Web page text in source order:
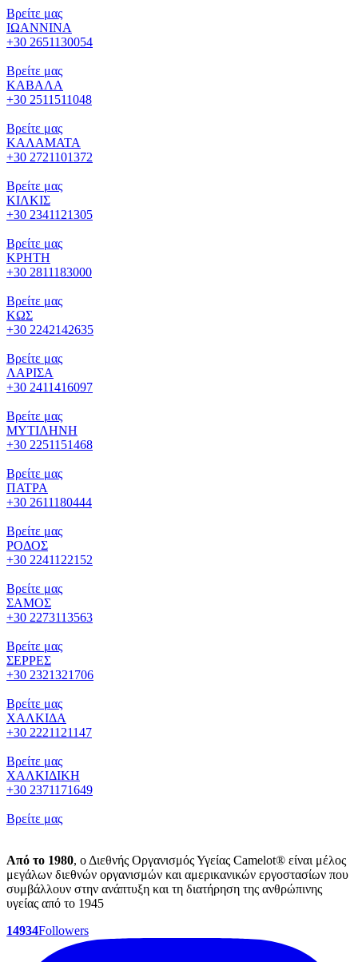
Βρείτε μας
ΙΩΑΝΝΙΝΑ
+30 2651130054
Βρείτε μας
ΚΑΒΑΛΑ
+30 2511511048
Βρείτε μας
ΚΑΛΑΜΑΤΑ
+30 2721101372
Βρείτε μας
ΚΙΛΚΙΣ
+30 2341121305
Βρείτε μας
ΚΡΗΤΗ
+30 2811183000
Βρείτε μας
ΚΩΣ
+30 2242142635
Βρείτε μας
ΛΑΡΙΣΑ
+30 2411416097
Βρείτε μας
ΜΥΤΙΛΗΝΗ
+30 2251151468
Βρείτε μας
ΠΑΤΡΑ
+30 2611180444
Βρείτε μας
ΡΟΔΟΣ
+30 2241122152
Βρείτε μας
ΣΑΜΟΣ
+30 2273113563
Βρείτε μας
ΣΕΡΡΕΣ
+30 2321321706
Βρείτε μας
ΧΑΛΚΙΔΑ
+30 2221121147
Βρείτε μας
ΧΑΛΚΙΔΙΚΗ
+30 2371171649
Βρείτε μας
Από το 1980, ο Διεθνής Οργανισμός Υγείας Camelot® είναι μέλος
μεγάλων διεθνών οργανισμών και αμερικανικών εργοστασίων που
συμβάλλουν στην ανάπτυξη και τη διατήρηση της ανθρώπινης
υγείας από το 1945
14934Followers